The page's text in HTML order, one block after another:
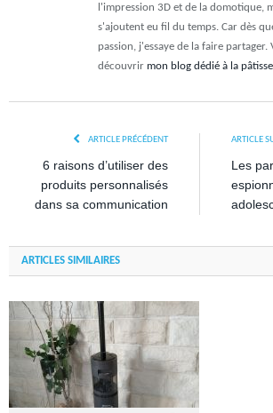
l'impression 3D et de la domotique,
s'ajoutent eu fil du temps. Car dès
passion, j'essaye de la faire partager.
découvrir mon blog dédié à la
ARTICLE PRÉCÉDENT
6 raisons d’utiliser des
produits personnalisés
dans sa communication
ARTICLE
Les
ARTICLES SIMILAIRES